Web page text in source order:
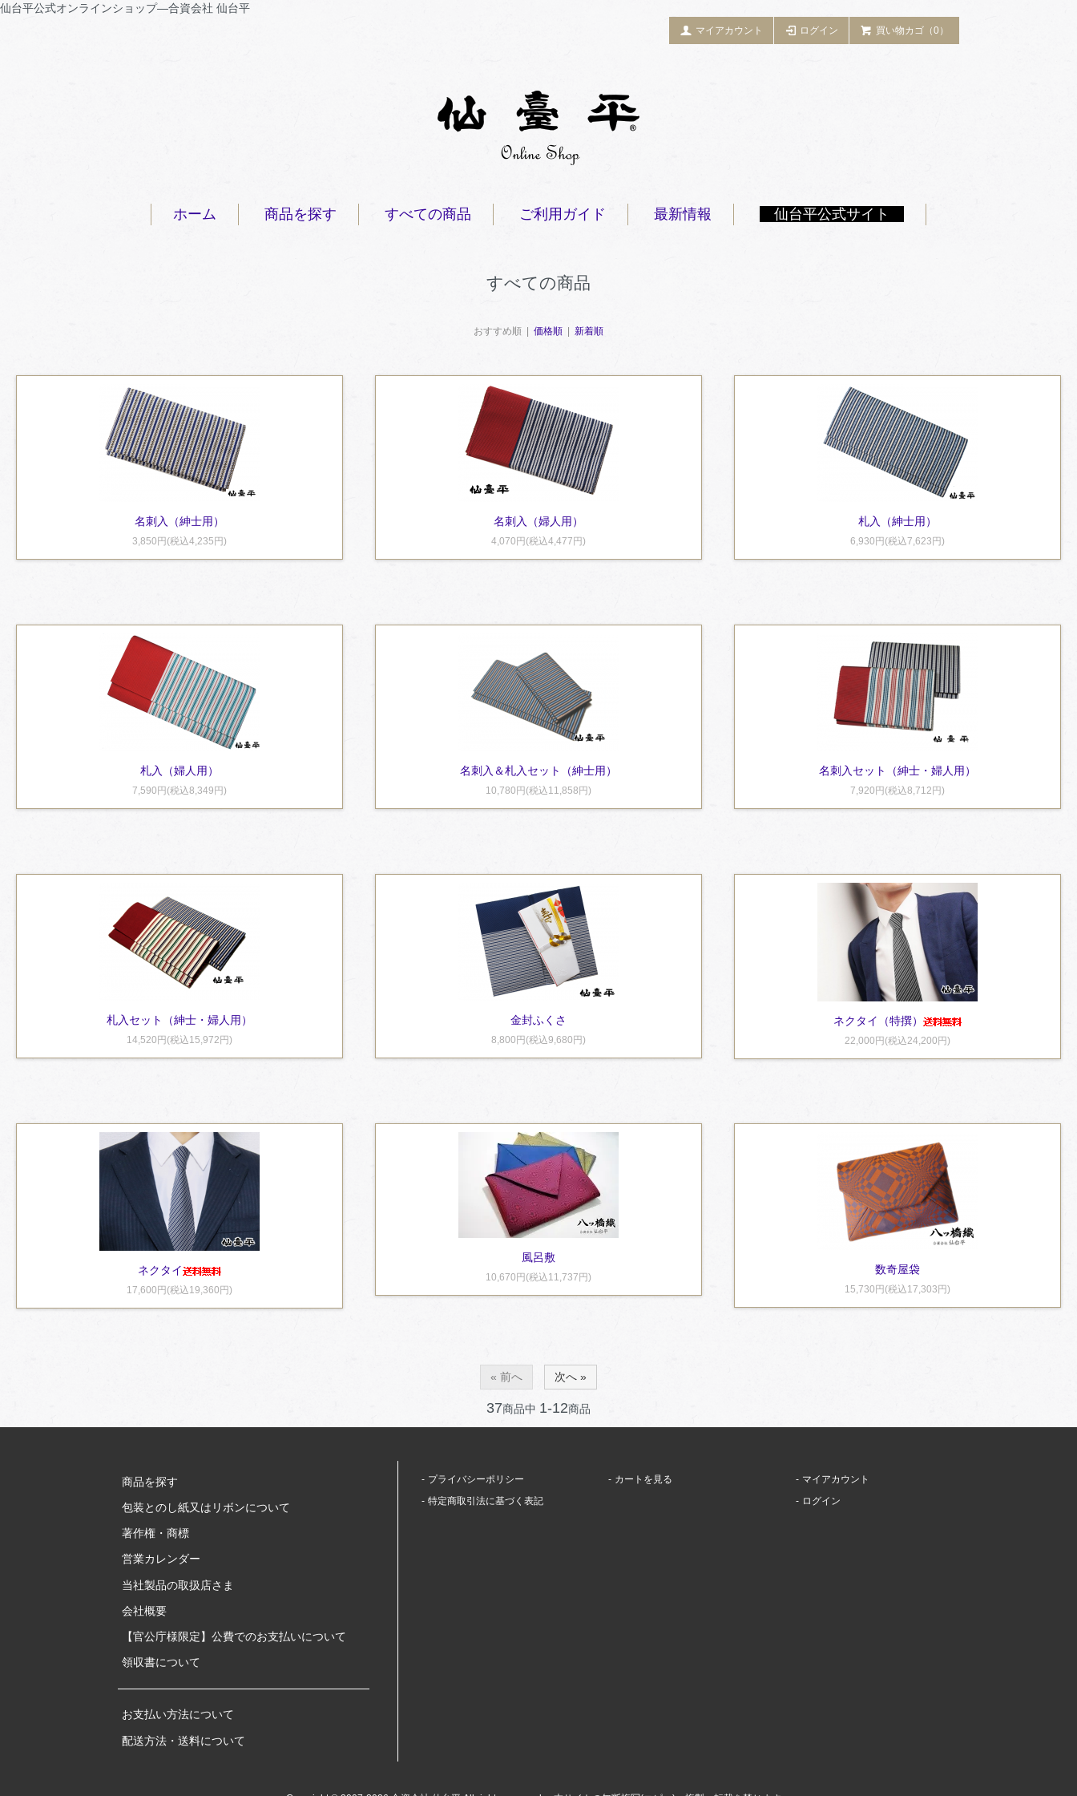
仙台平公式オンラインショップ―合資会社 仙台平
買い物カゴ（0）
ログイン
マイアカウント
ホーム 商品を探す すべての商品 ご利用ガイド 最新情報 仙台平公式サイト
すべての商品
おすすめ順 | 価格順 新着順
名刺入（紳士用）
3,850円(税込4,235円)
名刺入（婦人用）
4,070円(税込4,477円)
札入（紳士用）
6,930円(税込7,623円)
札入（婦人用）
7,590円(税込8,349円)
名刺入＆札入セット（紳士用）
10,780円(税込11,858円)
名刺入セット（紳士・婦人用）
7,920円(税込8,712円)
札入セット（紳士・婦人用）
14,520円(税込15,972円)
金封ふくさ
8,800円(税込9,680円)
ネクタイ（特撰）
22,000円(税込24,200円)
ネクタイ
17,600円(税込19,360円)
風呂敷
10,670円(税込11,737円)
数奇屋袋
15,730円(税込17,303円)
« 前へ 次へ »
37商品中 1-12商品
商品を探す
包装とのし紙又はリボンについて
著作権・商標
営業カレンダー
当社製品の取扱店さま
会社概要
【官公庁様限定】公費でのお支払いについて
領収書について
お支払い方法について
配送方法・送料について
プライバシーポリシー
特定商取引法に基づく表記
カートを見る
マイアカウント
ログイン